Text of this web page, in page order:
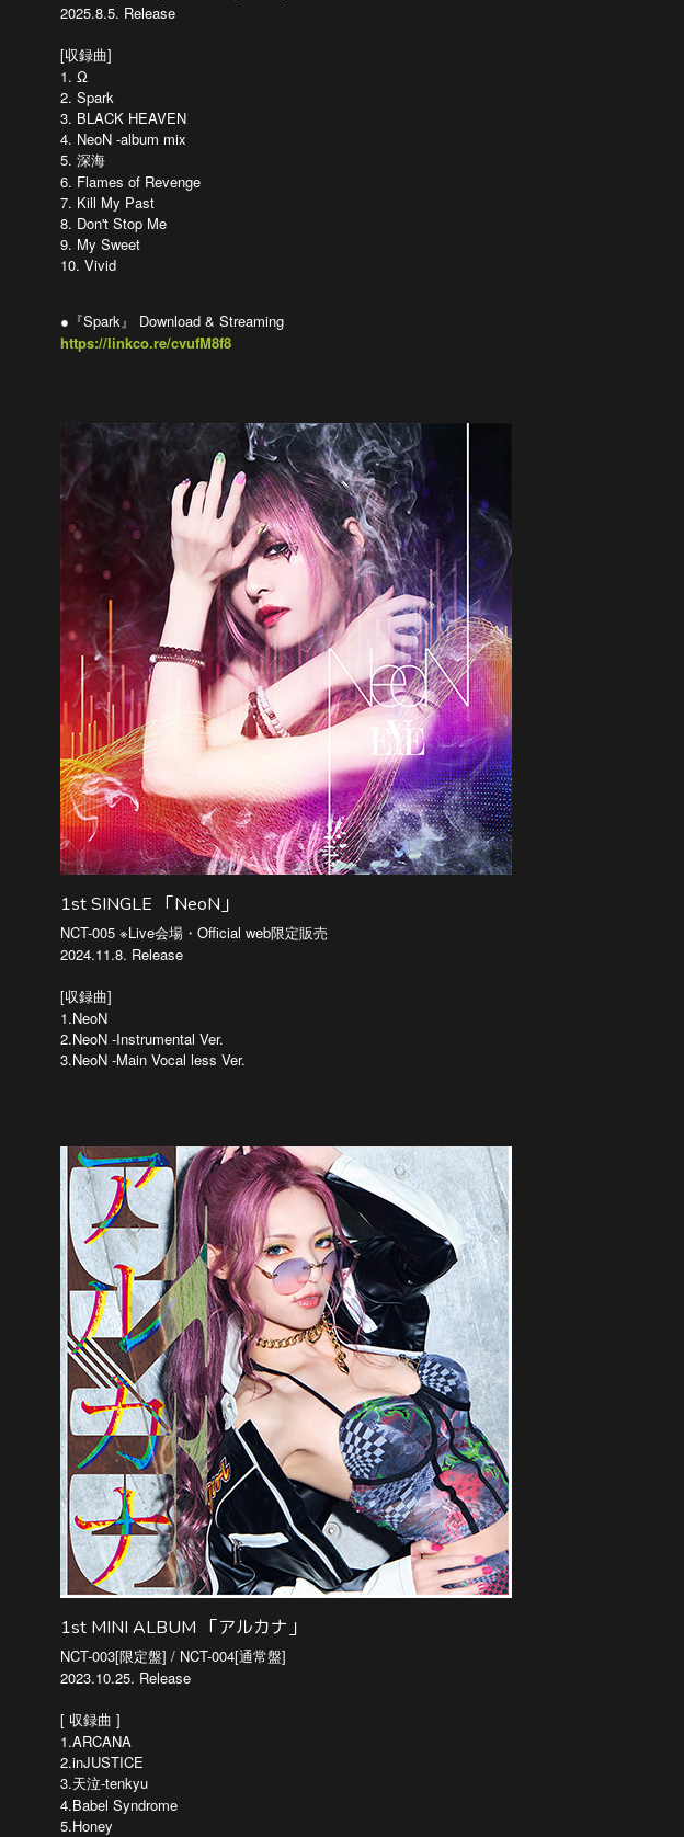
2025.8.5. Release
[収録曲]
1. Ω
2. Spark
3. BLACK HEAVEN
4. NeoN -album mix
5. 深海
6. Flames of Revenge
7. Kill My Past
8. Don't Stop Me
9. My Sweet
10. Vivid
●『Spark』 Download & Streaming
https://linkco.re/cvufM8f8
1st SINGLE 「NeoN」
NCT-005 ※Live会場・Official web限定販売
2024.11.8. Release
[収録曲]
1.NeoN
2.NeoN -Instrumental Ver.
3.NeoN -Main Vocal less Ver.
1st MINI ALBUM 「アルカナ」
NCT-003[限定盤] / NCT-004[通常盤]
2023.10.25. Release
[ 収録曲 ]
1.ARCANA
2.inJUSTICE
3.天泣-tenkyu
4.Babel Syndrome
5.Honey